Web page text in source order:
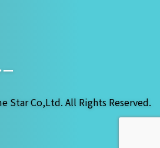
Star Co,Ltd. All Rights Reserved.